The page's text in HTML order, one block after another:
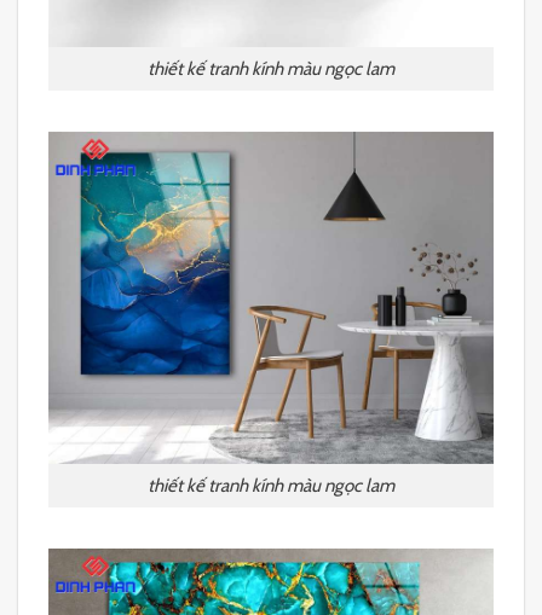
thiết kế tranh kính màu ngọc lam
thiết kế tranh kính màu ngọc lam